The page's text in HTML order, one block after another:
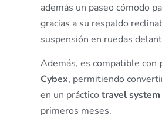
además un paseo cómodo
gracias a su respaldo
suspensión en ruedas
Además, es compatible con
Cybex, permitiendo
en un prácticotravel system
primeros meses.